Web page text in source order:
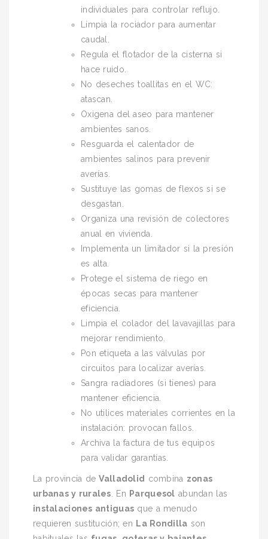
individuales para controlar reflujo.
Limpia la rociador para aumentar
caudal.
Regula el flotador de la cisterna si
hace ruido.
No deseches toallitas en el WC:
atascan.
Oxigena del aseo para mantener
ambientes sanos.
Resguarda el calentador de
ambientes salinos para prevenir
averías.
Sustituye las gomas de flexos si se
desgastan.
Organiza una revisión de colectores
anual en vivienda.
Implementa un limitador si la presión
es alta.
Protege el sistema de riego en
épocas secas para mantener
eficiencia.
Limpia el colador del lavavajillas para
mejorar rendimiento.
Pon etiqueta a las válvulas por
circuitos para localizar averías.
Sangra radiadores (si tienes) para
mantener eficiencia.
No utilices materiales corrientes en la
instalación: provocan fallos.
Archiva la factura de tus equipos
para validar garantías.
La provincia deValladolid combina zonas
urbanas y rurales . En Parquesol abundan las
instalaciones antiguas que a menudo
requieren sustitución; en La Rondilla son